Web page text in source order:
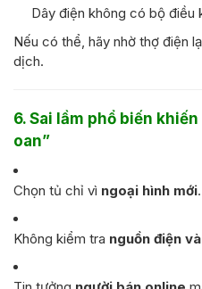
Dây điện không có bộ điều
Nếu có thể, hãy nhờ thợ điện
dịch.
6. Sai lầm phổ biến
oan”
Chọn tủ chỉ vì ngoại hình mới.
Không kiểm tra nguồn điện